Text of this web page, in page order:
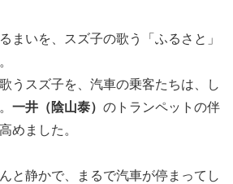
まいを、スズ子の歌う「ふるさと」
うスズ子を、汽車の乗客たちは、し
一井（陰山泰） のトランペットの伴
めました。
と静かで、まるで汽車が停まってし